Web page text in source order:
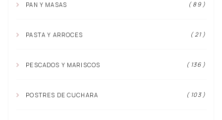
PAN Y MASAS ( 89 )
PASTA Y ARROCES ( 21 )
PESCADOS Y MARISCOS ( 136 )
POSTRES DE CUCHARA ( 103 )